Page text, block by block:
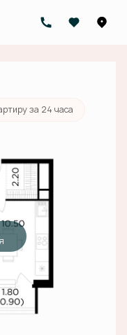
16 212 000 руб.
за 24 часа